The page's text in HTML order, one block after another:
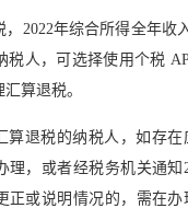
，2022年综合所得全年收
税人，可选择使用个税
算退税。
算退税的纳税人，如存在
理，或者经税务机关通知
正或说明情况的，需在办